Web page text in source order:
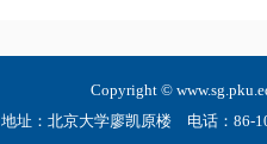
Copyright ©
地址：北京大学廖凯原楼 电话：86-